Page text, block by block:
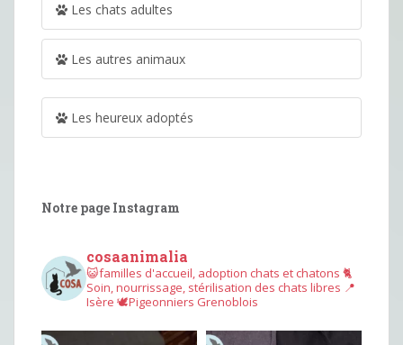
Les chats adultes
Les autres animaux
Les heureux adoptés
Notre page Instagram
cosaanimalia
😺familles d'accueil, adoption chats et chatons 🐈
Soin, nourrissage, stérilisation des chats libres 📍
Isère 🕊︎Pigeonniers Grenoblois